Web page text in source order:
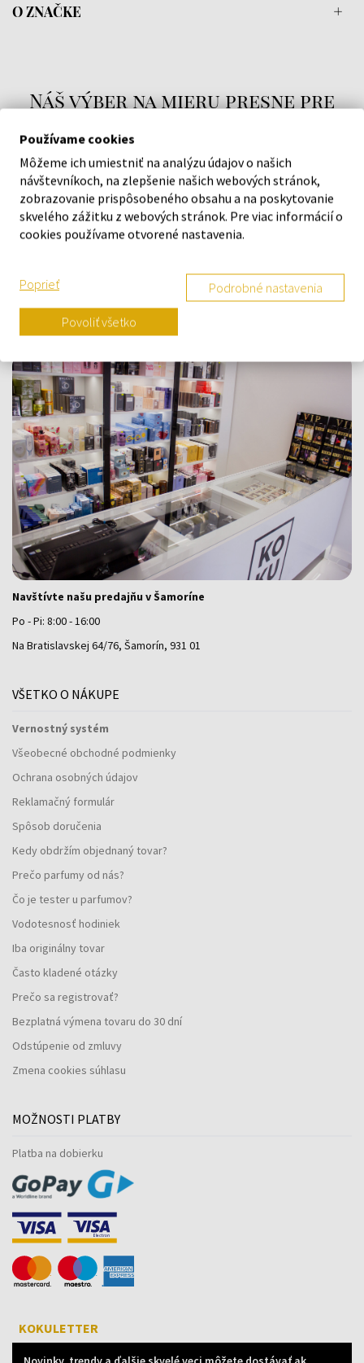
O ZNAČKE
Náš výber na mieru presne pre
O SPOLOČNOSTI
Kontaktný formulár
Kontakt
Výdajné miesto a predajňa KOKU Šamorín
Navštívte našu predajňu v Šamoríne
Po - Pi: 8:00 - 16:00
Na Bratislavskej 64/76, Šamorín, 931 01
VŠETKO O NÁKUPE
Vernostný systém
Všeobecné obchodné podmienky
Ochrana osobných údajov
Reklamačný formulár
Spôsob doručenia
Kedy obdržím objednaný tovar?
Prečo parfumy od nás?
Čo je tester u parfumov?
Vodotesnosť hodiniek
Iba originálny tovar
Často kladené otázky
Prečo sa registrovať?
Bezplatná výmena tovaru do 30 dní
Odstúpenie od zmluvy
Zmena cookies súhlasu
MOŽNOSTI PLATBY
Platba na dobierku
KOKULETTER
Používame cookies
Môžeme ich umiestniť na analýzu údajov o našich
návštevníkoch, na zlepšenie našich webových stránok,
zobrazovanie prispôsobeného obsahu a na poskytovanie
skvelého zážitku z webových stránok. Pre viac informácií o
cookies používame otvorené nastavenia.
Poprieť Podrobné nastavenia
Povoliť všetko